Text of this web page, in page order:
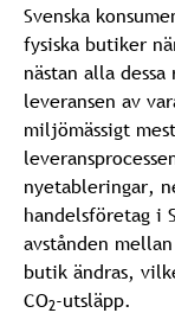
Svenska
fysiska butiker
nästan alla
leveransen av
miljömässigt
nyetableringar,
handelsföretag i
avstånden
butik ändras,
CO2-utsläpp.